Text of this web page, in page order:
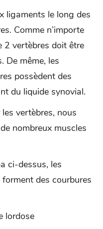
ligaments le long des
Comme n’importe
2 vertèbres doit être
De même, les
possèdent des
du liquide synovial.
vertèbres, nous
nombreux muscles
ci-dessus, les
des courbures
lordose